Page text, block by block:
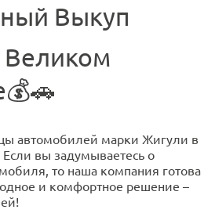
Выкуп
автомобилей марки Жигули в
вы задумываетесь о
то наша компания готова
и комфортное решение –